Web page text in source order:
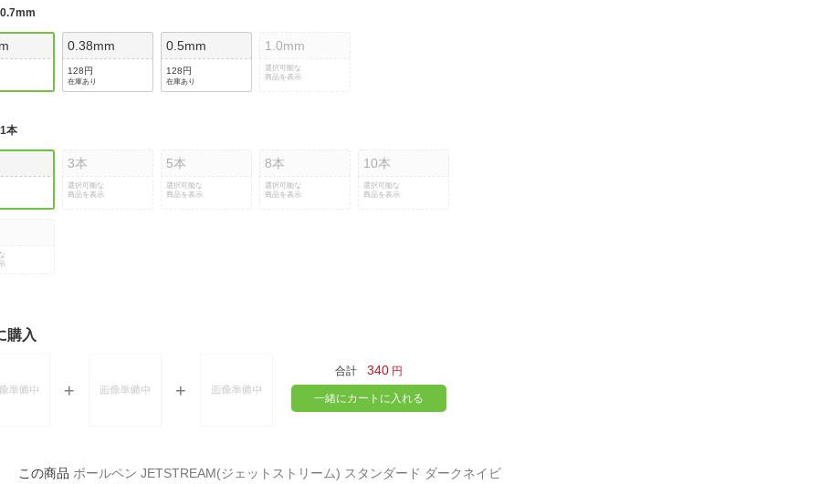
0.7mm
0.38mm
128円
在庫あり
0.5mm
128円
在庫あり
1.0mm
選択可能な
商品を表示
1本
3本
選択可能な
商品を表示
5本
選択可能な
商品を表示
8本
選択可能な
商品を表示
10本
選択可能な
商品を表示
購入
合計 340 円
一緒にカートに入れる
ボールペン JETSTREAM(ジェットストリーム) スタンダード ダークネイビ